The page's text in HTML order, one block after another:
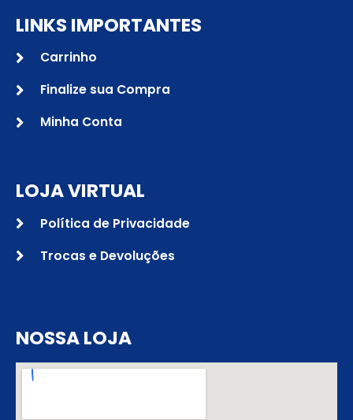
LINKS IMPORTANTES
Carrinho
Finalize sua Compra
Minha Conta
LOJA VIRTUAL
Política de Privacidade
Trocas e Devoluções
NOSSA LOJA